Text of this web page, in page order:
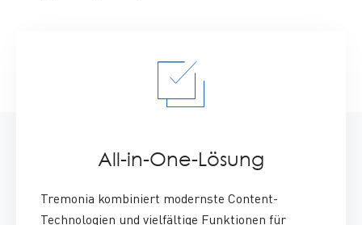
All-in-One-Lösung
:Tremonia kombiniert modernste Content-
Technologien und vielfältige Funktionen für